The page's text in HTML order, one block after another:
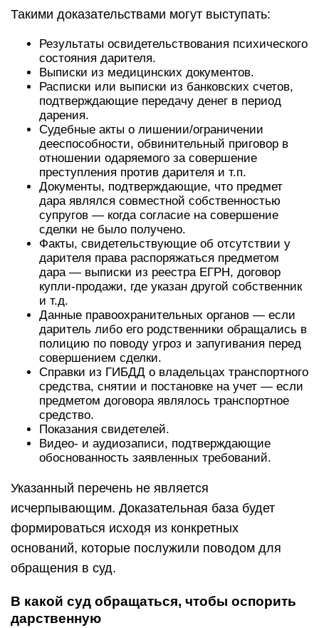
Такими доказательствами могут выступать:
Результаты освидетельствования психического
состояния дарителя.
Выписки из медицинских документов.
Расписки или выписки из банковских счетов,
подтверждающие передачу денег в период
дарения.
Судебные акты о лишении/ограничении
дееспособности, обвинительный приговор в
отношении одаряемого за совершение
преступления против дарителя и т.п.
Документы, подтверждающие, что предмет
дара являлся совместной собственностью
супругов — когда согласие на совершение
сделки не было получено.
Факты, свидетельствующие об отсутствии у
дарителя права распоряжаться предметом
дара — выписки из реестра ЕГРН, договор
купли-продажи, где указан другой собственник
и т.д.
Данные правоохранительных органов — если
даритель либо его родственники обращались в
полицию по поводу угроз и запугивания перед
совершением сделки.
Справки из ГИБДД о владельцах транспортного
средства, снятии и постановке на учет — если
предметом договора являлось транспортное
средство.
Показания свидетелей.
Видео- и аудиозаписи, подтверждающие
обоснованность заявленных требований.
Указанный перечень не является
исчерпывающим. Доказательная база будет
формироваться исходя из конкретных
оснований, которые послужили поводом для
обращения в суд.
В какой суд обращаться, чтобы оспорить
дарственную